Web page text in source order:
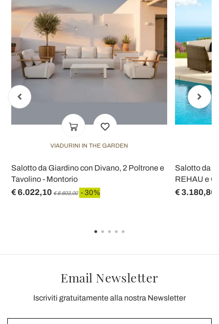
VIADURINI IN THE GARDEN
Salotto da Giardino con Divano, 2 Poltrone e
Tavolino - Montorio
€ 6.022,10 € 8.603,00 - 30%
Salotto da
REHAU e
€ 3.180,80
Email Newsletter
Iscriviti gratuitamente alla nostra Newsletter